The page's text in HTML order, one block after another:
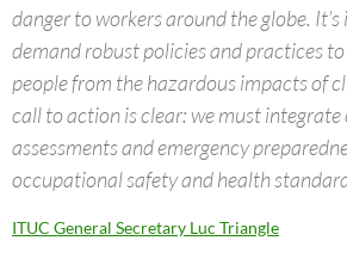
danger to workers around the globe.
demand robust policies and practices
people from the hazardous impacts of
call to action is clear: we must
assessments and emergency
occupational safety and health
ITUC General Secretary Luc Triangle